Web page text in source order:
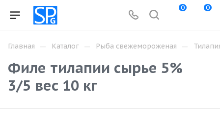
0 0
Главная — Каталог — Рыба свежемороженая —
Филе тилапии сырье 5%
3/5 вес 10 кг